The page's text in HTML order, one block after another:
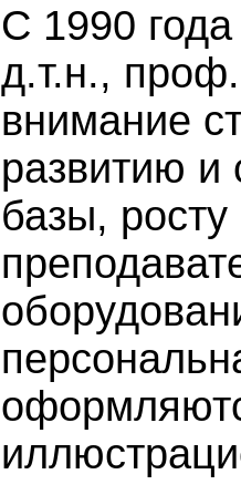
С 1990
д.т.н.,
внимание
развитию и
базы, росту